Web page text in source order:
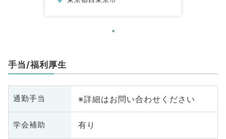
手当/福利厚生
通勤手当 ※詳細はお問い合わせください
学会補助 有り